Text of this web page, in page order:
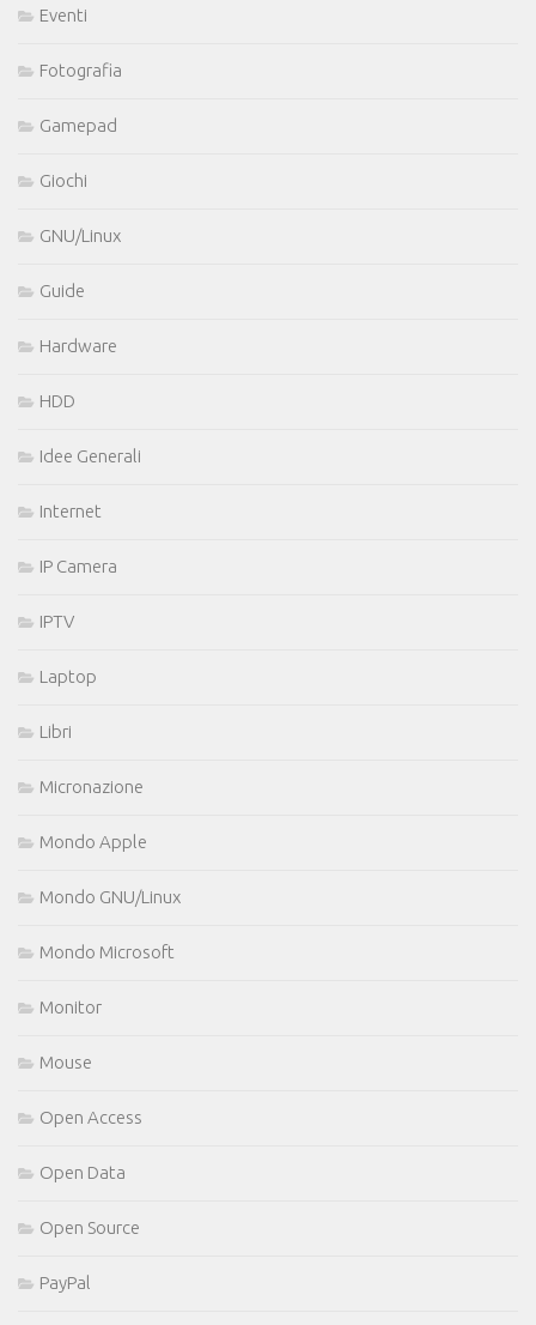
Eventi
Fotografia
Gamepad
Giochi
GNU/Linux
Guide
Hardware
HDD
Idee Generali
Internet
IP Camera
IPTV
Laptop
Libri
Micronazione
Mondo Apple
Mondo GNU/Linux
Mondo Microsoft
Monitor
Mouse
Open Access
Open Data
Open Source
PayPal